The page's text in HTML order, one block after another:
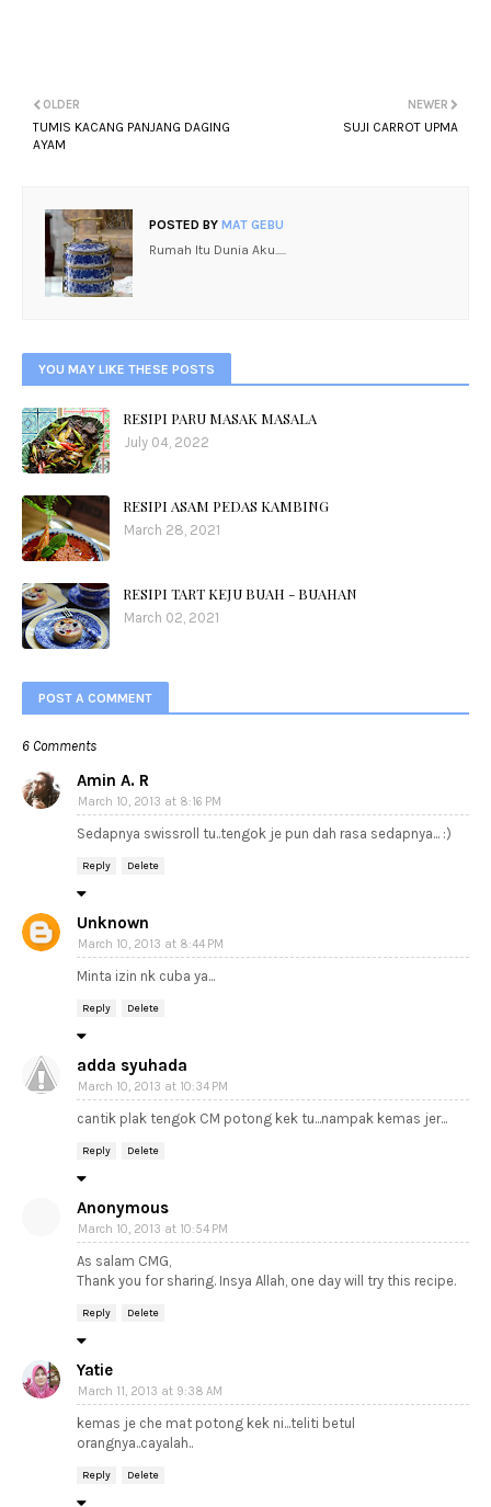
NEWER
SUJI CARROT UPMA
OLDER
TUMIS KACANG PANJANG DAGING
AYAM
POSTED BY MAT GEBU
Rumah Itu Dunia Aku.....
YOU MAY LIKE THESE POSTS
RESIPI PARU MASAK MASALA
July 04, 2022
RESIPI ASAM PEDAS KAMBING
March 28, 2021
RESIPI TART KEJU BUAH - BUAHAN
March 02, 2021
POST A COMMENT
6 Comments
Amin A. R
March 10, 2013 at 8:16 PM
Sedapnya swissroll tu..tengok je pun dah rasa sedapnya... :)
Reply Delete
Unknown
March 10, 2013 at 8:44 PM
Minta izin nk cuba ya...
Reply Delete
adda syuhada
March 10, 2013 at 10:34 PM
cantik plak tengok CM potong kek tu...nampak kemas jer...
Reply Delete
Anonymous
March 10, 2013 at 10:54 PM
As salam CMG,
Thank you for sharing. Insya Allah, one day will try this recipe.
Reply Delete
Yatie
March 11, 2013 at 9:38 AM
kemas je che mat potong kek ni...teliti betul
orangnya..cayalah..
Reply Delete